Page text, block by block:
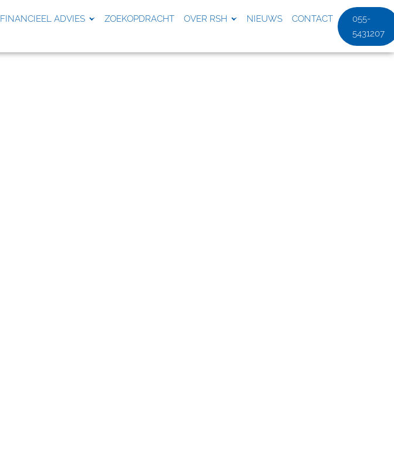
FINANCIEEL ADVIES ZOEKOPDRACHT OVER RSH NIEUWS CONTACT
055-
5431207